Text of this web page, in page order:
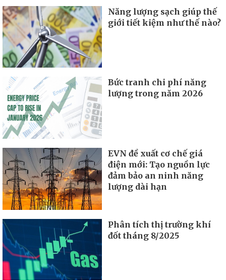
Năng lượng sạch giúp thế
giới tiết kiệm như thế nào?
Bức tranh chi phí năng
lượng trong năm 2026
EVN đề xuất cơ chế giá
điện mới: Tạo nguồn lực
đảm bảo an ninh năng
lượng dài hạn
Phân tích thị trường khí
đốt tháng 8/2025